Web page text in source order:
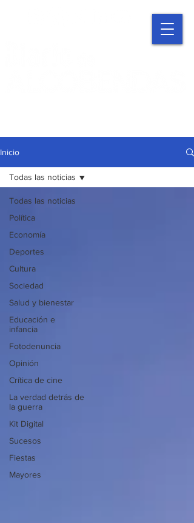
Inicio
Todas las noticias
Política
Economía
Deportes
Cultura
Sociedad
Salud y bienestar
Educación e
infancia
Fotodenuncia
Opinión
Crítica de cine
La verdad detrás de
la guerra
Kit Digital
Sucesos
Fiestas
Mayores
Todas las noticias